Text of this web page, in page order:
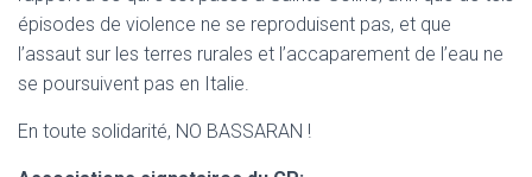
épisodes de violence ne se reproduisent pas, et que
l’assaut sur les terres rurales et l’accaparement de l’eau ne
se poursuivent pas en Italie.
En toute solidarité, NO BASSARAN !